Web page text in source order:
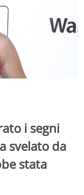
i segni
svelato da
stata